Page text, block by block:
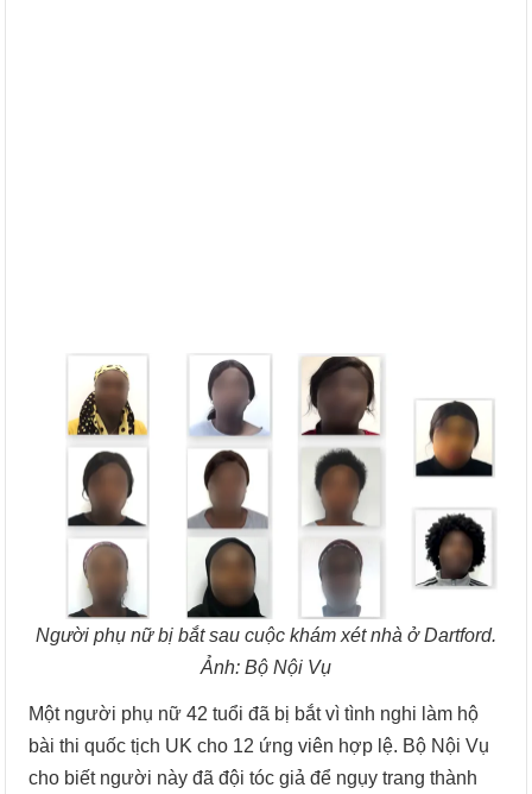
Người phụ nữ bị bắt sau cuộc khám xét nhà ở Dartford.
Ảnh: Bộ Nội Vụ
Một người phụ nữ 42 tuổi đã bị bắt vì tình nghi làm hộ
bài thi quốc tịch UK cho 12 ứng viên hợp lệ. Bộ Nội Vụ
cho biết người này đã đội tóc giả để ngụy trang thành